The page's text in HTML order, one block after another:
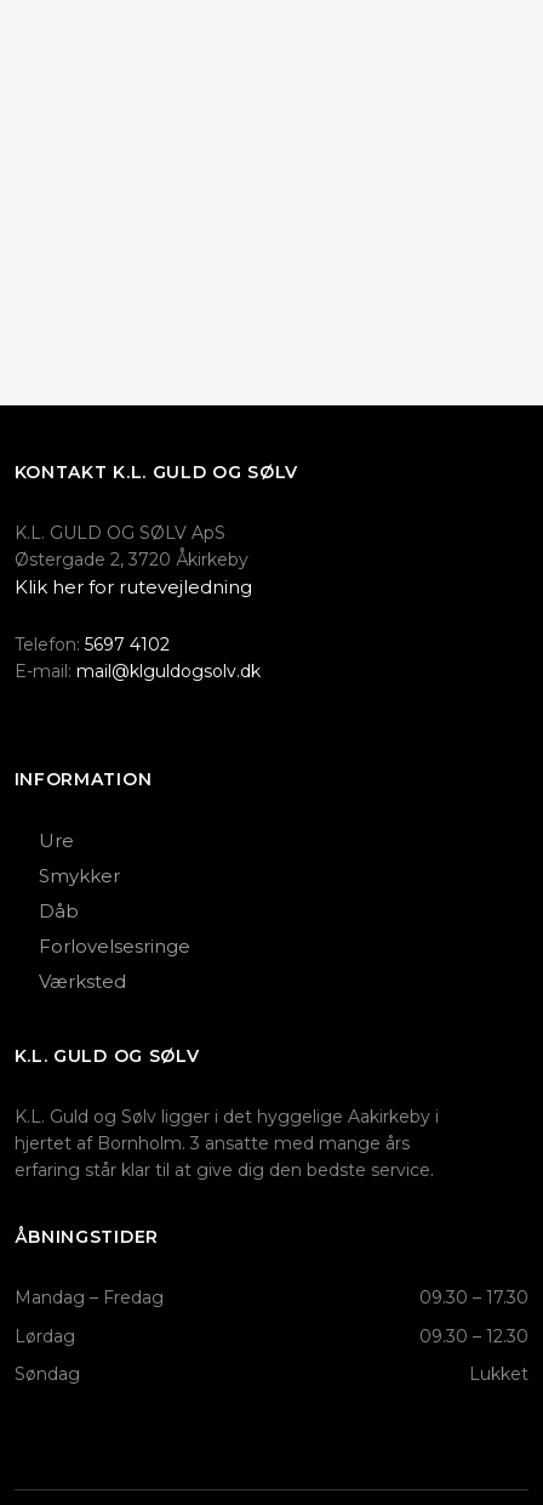
KONTAKT ​K.L. GULD OG SØLV
K.L. GULD OG SØLV ApS
Østergade 2, 3720 Åkirkeby
Klik her for rutevejledning
Telefon: 5697 4102
E-mail: mail@klguldogsolv.dk
INFORMATION
Ure
Smykker
Dåb
Forlovelsesringe
Værksted
K.L. GULD OG SØLV
​K.L. Guld og Sølv ligger i det hyggelige Aakirkeby i
hjertet af Bornholm. 3 ansatte med mange års
erfaring står klar til at give dig den bedste service.
ÅBNINGSTIDER
Mandag – Fredag
09.30 – 17.30​
Lørdag
09.30 – 12.30​
Søndag
Lukket